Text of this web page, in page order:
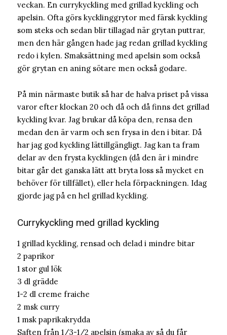
veckan. En currykyckling med grillad kyckling och
apelsin. Ofta görs kycklinggrytor med färsk kyckling
som steks och sedan blir tillagad när grytan puttrar,
men den här gången hade jag redan grillad kyckling
redo i kylen. Smaksättning med apelsin som också
gör grytan en aning sötare men också godare.
På min närmaste butik så har de halva priset på vissa
varor efter klockan 20 och då och då finns det grillad
kyckling kvar. Jag brukar då köpa den, rensa den
medan den är varm och sen frysa in den i bitar. Då
har jag god kyckling lättillgängligt. Jag kan ta fram
delar av den frysta kycklingen (då den är i mindre
bitar går det ganska lätt att bryta loss så mycket en
behöver för tillfället), eller hela förpackningen. Idag
gjorde jag på en hel grillad kyckling.
Currykyckling med grillad kyckling
1 grillad kyckling, rensad och delad i mindre bitar
2 paprikor
1 stor gul lök
3 dl grädde
1-2 dl creme fraiche
2 msk curry
1 msk paprikakrydda
Saften från 1/3-1/2 apelsin (smaka av så du får